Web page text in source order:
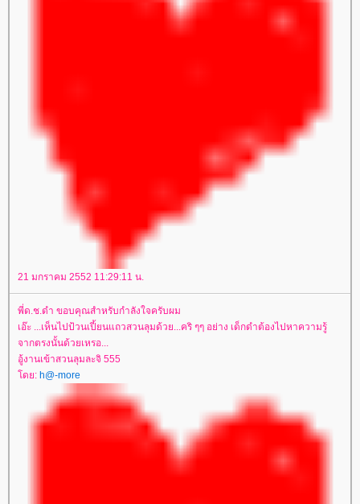
21 มกราคม 2552 11:29:11 น.
พี่ด.ช.ดำ ขอบคุณสำหรับกำลังใจครับผม
เอ๊ะ ...เห็นไปป้วนเปี้ยนแถวสวนลุมด้วย...คริ ๆๆ อย่าง เด็กดำต้องไปหาความรู้
จากตรงนั้นด้วยเหรอ...
อู้งานเข้าสวนลุมละจิ 555
ดย: h@-more